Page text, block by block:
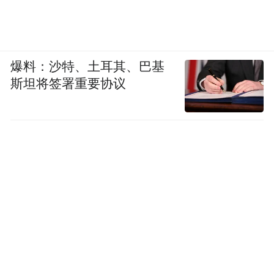
爆料：沙特、土耳其、巴基
斯坦将签署重要协议